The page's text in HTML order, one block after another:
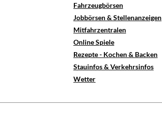
Fahrzeugbörsen
Jobbörsen & Stellenanzeigen
Mitfahrzentralen
Online Spiele
Rezepte - Kochen & Backen
Stauinfos & Verkehrsinfos
Wetter